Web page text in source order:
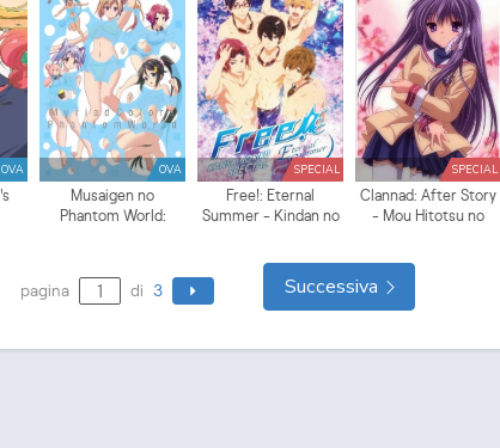
OVA OVA
Musaigen no
Phantom World:
SPECIAL
Free!: Eternal
Summer - Kindan no
SPECIAL
Clannad: After Story
- Mou Hitotsu no
Successiva
pagina di 3